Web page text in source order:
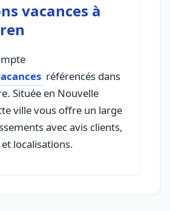
vacances à
référencés dans
Située en Nouvelle
ville vous offre un large
avec avis clients,
localisations.